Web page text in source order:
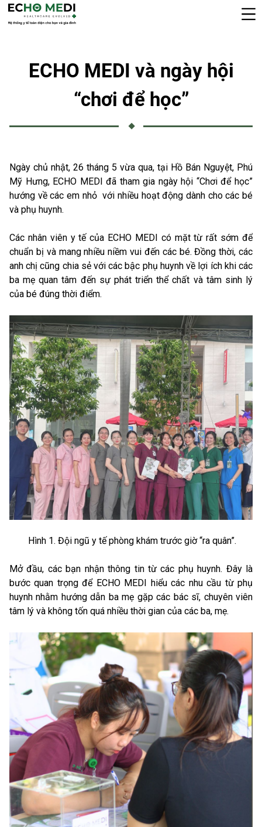
ECHO MEDI và ngày hội
“chơi để học”
Ngày chủ nhật, 26 tháng 5 vừa qua, tại Hồ Bán Nguyệt, Phú
Mỹ Hưng, ECHO MEDI đã tham gia ngày hội “Chơi để học”
hướng về các em nhỏ với nhiều hoạt động dành cho các bé
và phụ huynh.
Các nhân viên y tế của ECHO MEDI có mặt từ rất sớm để
chuẩn bị và mang nhiều niềm vui đến các bé. Đồng thời, các
anh chị cũng chia sẻ với các bậc phụ huynh về lợi ích khi các
ba mẹ quan tâm đến sự phát triển thể chất và tâm sinh lý
của bé đúng thời điểm.
Hình 1. Đội ngũ y tế phòng khám trước giờ “ra quân”.
Mở đầu, các bạn nhận thông tin từ các phụ huynh. Đây là
bước quan trọng để ECHO MEDI hiểu các nhu cầu từ phụ
huynh nhằm hướng dẫn ba mẹ gặp các bác sĩ, chuyên viên
tâm lý và không tốn quá nhiều thời gian của các ba, mẹ.